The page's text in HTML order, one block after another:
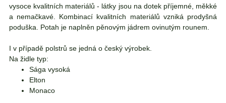
vysoce kvalitních materiálů - látky jsou na dotek příjemné, měkké
a nemačkavé. Kombinací kvalitních materiálů vzniká prodyšná
poduška. Potah je naplněn pěnovým jádrem ovinutým rounem.
I v případě polstrů se jedná o český výrobek.
Na židle typ:
Sága vysoká
Elton
Monaco